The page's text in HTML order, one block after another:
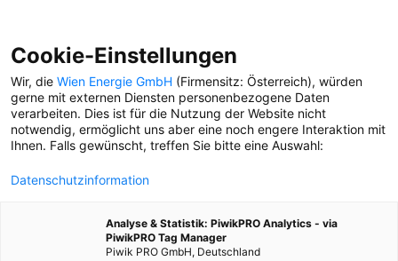
GARTELN
STADTleben Sommers:
Eine Woche voller kleiner
Aktivitäten.
Cookie-Einstellungen
Wir, die Wien Energie GmbH (Firmensitz: Österreich), würden
gerne mit externen Diensten personenbezogene Daten
verarbeiten. Dies ist für die Nutzung der Website nicht
notwendig, ermöglicht uns aber eine noch engere Interaktion mit
Ihnen. Falls gewünscht, treffen Sie bitte eine Auswahl:
Datenschutzinformation
Analyse & Statistik: PiwikPRO Analytics - via
PiwikPRO Tag Manager
Piwik PRO GmbH, Deutschland